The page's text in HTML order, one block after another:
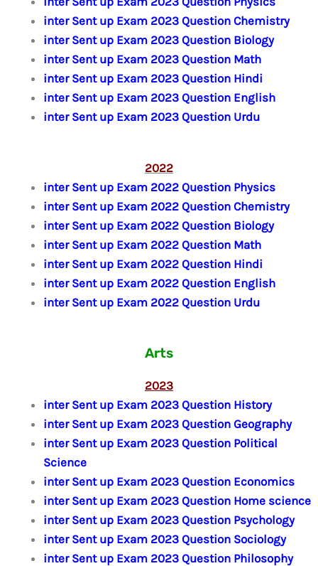
inter Sent up Exam 2023 Question Chemistry
inter Sent up Exam 2023 Question Biology
inter Sent up Exam 2023 Question Math
inter Sent up Exam 2023 Question Hindi
inter Sent up Exam 2023 Question English
inter Sent up Exam 2023 Question Urdu
2022
inter Sent up Exam 2022 Question Physics
inter Sent up Exam 2022 Question Chemistry
inter Sent up Exam 2022 Question Biology
inter Sent up Exam 2022 Question Math
inter Sent up Exam 2022 Question Hindi
inter Sent up Exam 2022 Question English
inter Sent up Exam 2022 Question Urdu
Arts
2023
inter Sent up Exam 2023 Question History
inter Sent up Exam 2023 Question Geography
inter Sent up Exam 2023 Question Political
Science
inter Sent up Exam 2023 Question Economics
inter Sent up Exam 2023 Question Home science
inter Sent up Exam 2023 Question Psychology
inter Sent up Exam 2023 Question Sociology
inter Sent up Exam 2023 Question Philosophy